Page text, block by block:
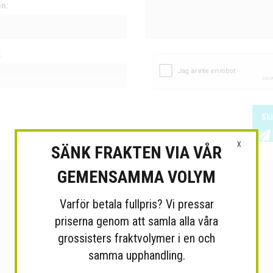
X
SÄNK FRAKTEN VIA VÅR
GEMENSAMMA VOLYM
Varför betala fullpris? Vi pressar
priserna genom att samla alla våra
grossisters fraktvolymer i en och
samma upphandling.